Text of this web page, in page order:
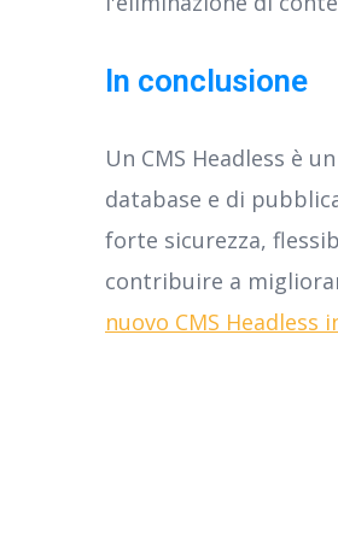
In conclusione
Un CMS Headless è
database e di
forte sicurezza,
contribuire a
nuovo CMS Headless